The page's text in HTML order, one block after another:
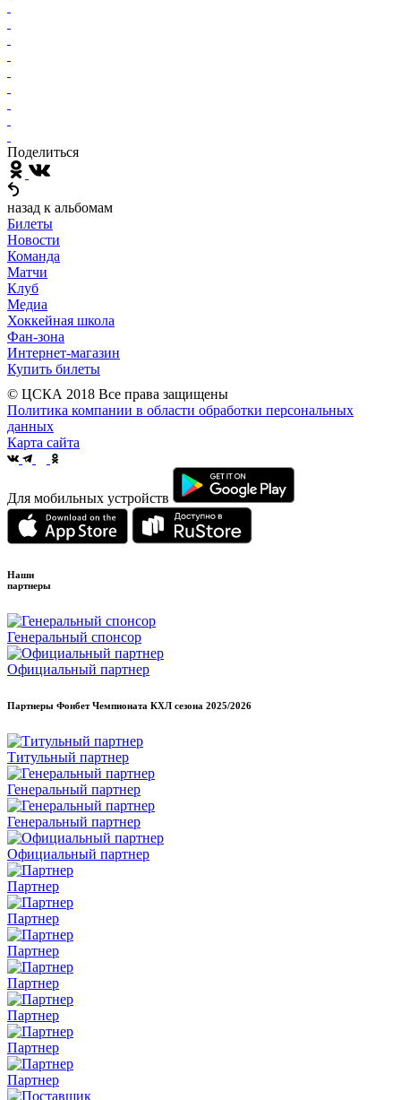
Поделиться
назад к альбомам
Билеты
Новости
Команда
Матчи
Клуб
Медиа
Хоккейная школа
Фан-зона
Интернет-магазин
Купить билеты
© ЦСКА 2018 Все права защищены
Политика компании в области обработки персональных
данных
Карта сайта
Для мобильных устройств
Наши
партнеры
Генеральный спонсор
Официальный партнер
Партнеры Фонбет Чемпионата КХЛ сезона 2025/2026
Титульный партнер
Генеральный партнер
Генеральный партнер
Официальный партнер
Партнер
Партнер
Партнер
Партнер
Партнер
Партнер
Партнер